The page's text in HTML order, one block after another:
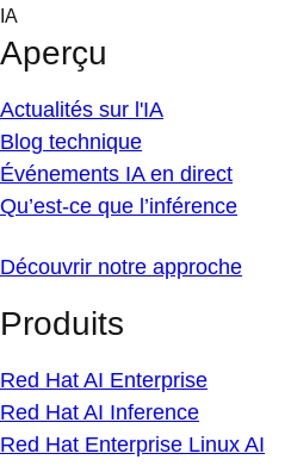
Skip
content
IA
Aperçu
Actualités sur l'IA
Blog technique
Événements IA en direct
Qu’est-ce que l’inférence
Découvrir notre approche
Produits
Red Hat AI Enterprise
Red Hat AI Inference
Red Hat Enterprise Linux AI